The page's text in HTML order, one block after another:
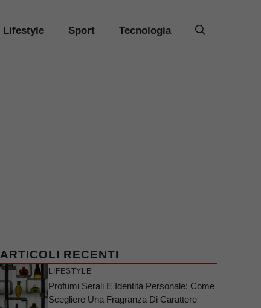
Lifestyle Sport Tecnologia
ARTICOLI RECENTI
LIFESTYLE
Profumi Serali E Identità Personale: Come
Scegliere Una Fragranza Di Carattere